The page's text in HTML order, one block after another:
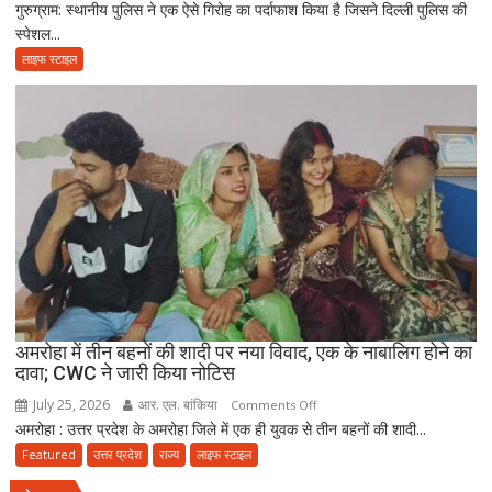
गुरुग्राम
रेड,
₹25
लाख
रंगदारी
गैंग
गिरफ्तार
गुरुग्राम: स्थानीय पुलिस ने एक ऐसे गिरोह का पर्दाफाश किया है जिसने दिल्ली पुलिस की
स्पेशल...
लाइफ स्टाइल
अमरोहा में तीन बहनों की शादी पर नया विवाद, एक के नाबालिग होने का
दावा; CWC ने जारी किया नोटिस
July 25, 2026 आर. एल. बांकिया Comments Offon
अमरोहा
अमरोहा : उत्तर प्रदेश के अमरोहा जिले में एक ही युवक से तीन बहनों की शादी...
Featured उत्तर प्रदेश राज्य लाइफ स्टाइल